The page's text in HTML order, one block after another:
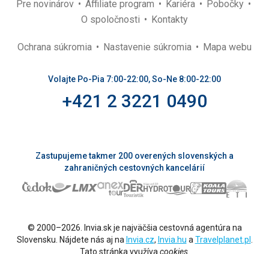
Pre novinárov Affiliate program Kariéra
Pobočky
O spoločnosti
Kontakty
Ochrana súkromia Nastavenie súkromia Mapa webu
Volajte Po-Pia 7:00-22:00, So-Ne 8:00-22:00
+421 2 3221 0490
Zastupujeme takmer 200 overených slovenských a
zahraničných cestovných kancelárií
© 2000–2026. Invia.sk je najväčšia cestovná agentúra na
Slovensku. Nájdete nás aj na Invia.cz, Invia.hu a Travelplanet.pl
Tato stránka využíva cookies.